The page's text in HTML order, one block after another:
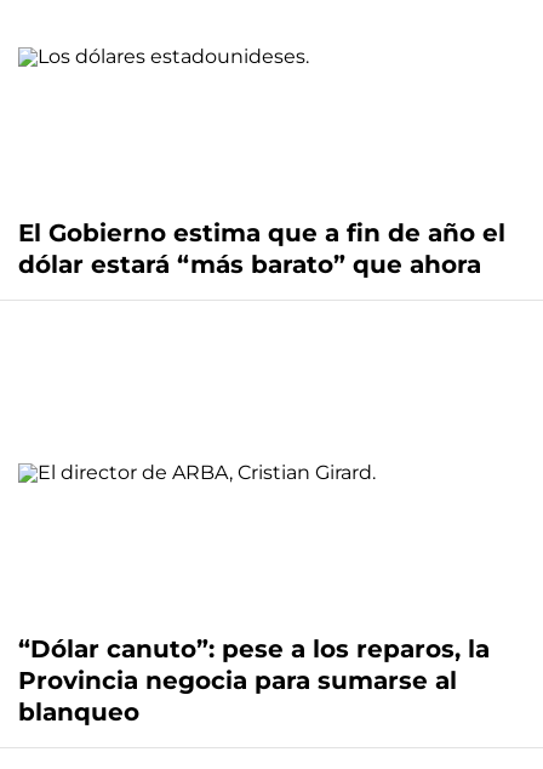
El Gobierno estima que a fin de año el
dólar estará “más barato” que ahora
“Dólar canuto”: pese a los reparos, la
Provincia negocia para sumarse al
blanqueo